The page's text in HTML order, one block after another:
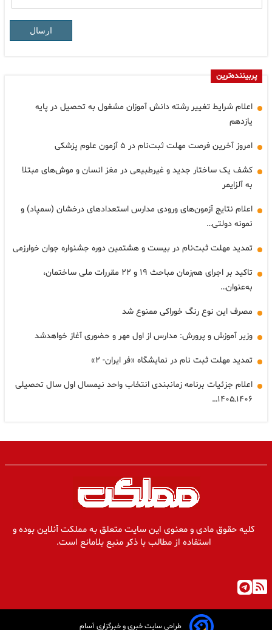
ارسال
پربیننده‌ترین
اعلام شرایط تغییر رشته دانش آموزان مشغول به تحصیل در پایه
یازدهم
امروز آخرین فرصت مهلت ثبت‌نام در ۵ آزمون علوم پزشکی
کشف یک ساختار جدید و غیرطبیعی در مغز انسان و موش‌های مبتلا
به آلزایمر
اعلام نتایج آزمون‌های ورودی مدارس استعدادهای درخشان (سمپاد) و
نمونه دولتی…
تمدید مهلت ثبت‌نام در بیست و هشتمین دوره جشنواره جوان خوارزمی
تاکید بر اجرای هم‌زمان مباحث ۱۹ و ۲۲ مقررات ملی ساختمان،
به‌عنوان…
مصرف این نوع رنگ خوراکی ممنوع شد
وزیر آموزش و پرورش: مدارس از اول مهر و حضوری آغاز خواهدشد
تمدید مهلت ثبت نام در نمایشگاه «فر ایران- ۲»
اعلام جزئیات برنامه زمانبندی انتخاب واحد نیمسال اول سال تحصیلی
۱۴۰۶ـ۱۴۰۵…
کلیه حقوق مادی و معنوی این سایت متعلق به مملکت آنلاین بوده و
استفاده از مطالب با ذکر منبع بلامانع است.
طراحی سایت خبری و خبرگزاری آسام